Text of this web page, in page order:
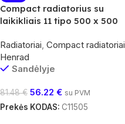
Compact radiatorius su
laikikliais 11 tipo 500 x 500
Radiatoriai Compact radiatoriai
Henrad
Sandėlyje
81.48€ 56.22 € su PVM
Prekės KODAS: C11505